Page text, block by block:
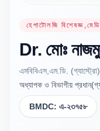
হেপাটোলজি
Dr. মোঃ
এমবিবিএস,এম.ডি.
অধ্যাপক ও বিভাগীয়
BMDC: এ-২৩৭৫৮